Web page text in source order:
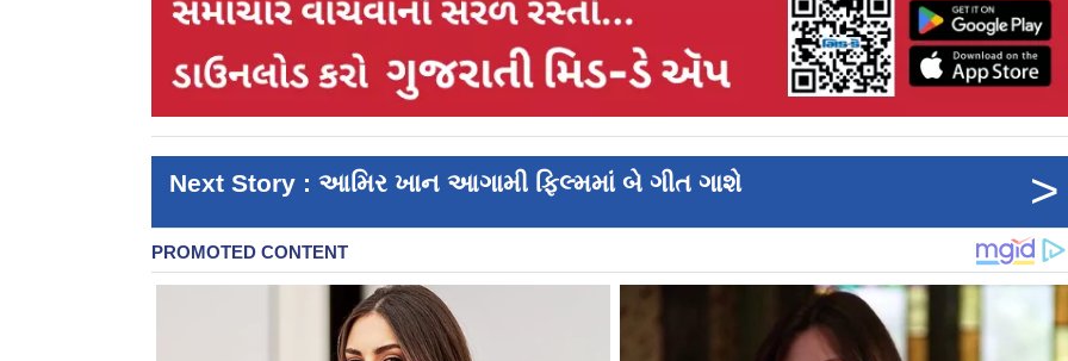
Next Story : આમિર ખાન આગામી ફિલ્મમાં બે ગીત ગાશે >